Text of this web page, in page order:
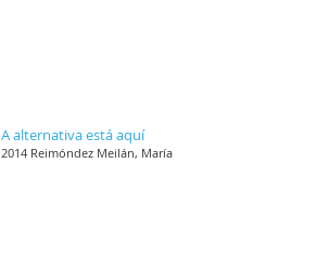
A alternativa está aquí
2014 Reimóndez Meilán, María